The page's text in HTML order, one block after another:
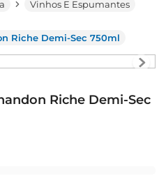
Vinhos E Espumantes
Riche Demi-Sec 750ml
Riche Demi-Sec